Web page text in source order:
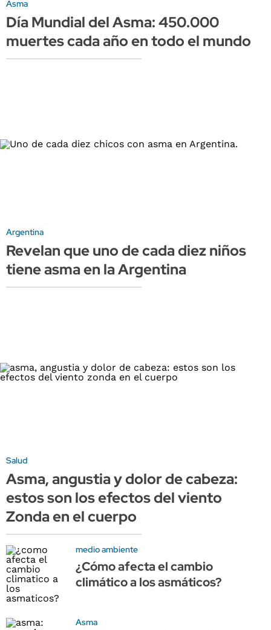
Asma
Día Mundial del Asma: 450.000
muertes cada año en todo el mundo
Argentina
Revelan que uno de cada diez niños
tiene asma en la Argentina
Salud
Asma, angustia y dolor de cabeza:
estos son los efectos del viento
Zonda en el cuerpo
medio ambiente
¿Cómo afecta el cambio
climático a los asmáticos?
Asma